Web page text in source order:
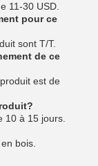
11-30 USD.
pour ce
sont T/T.
de ce
est de
10 à 15 jours.
bois.